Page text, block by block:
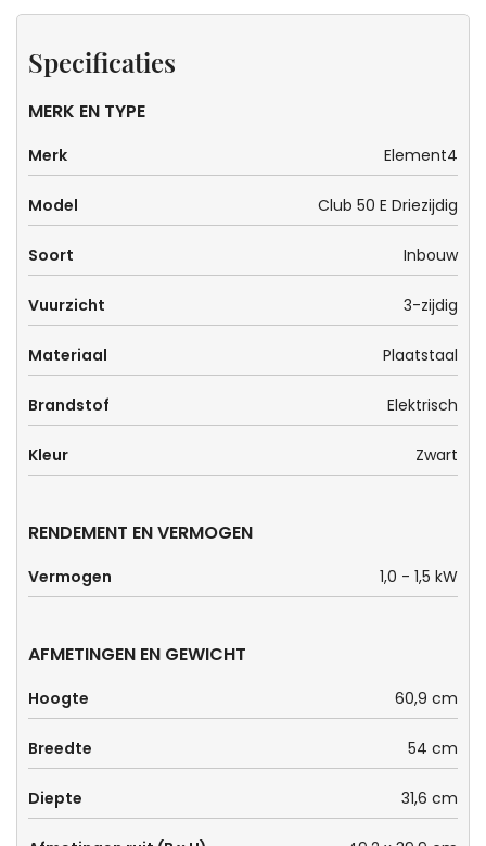
Specificaties
MERK EN TYPE
Merk Element4
Model Club 50 E Driezijdig
Soort Inbouw
Vuurzicht 3-zijdig
Materiaal Plaatstaal
Brandstof Elektrisch
Kleur Zwart
RENDEMENT EN VERMOGEN
Vermogen 1,0 - 1,5 kW
AFMETINGEN EN GEWICHT
Hoogte 60,9 cm
Breedte 54 cm
Diepte 31,6 cm